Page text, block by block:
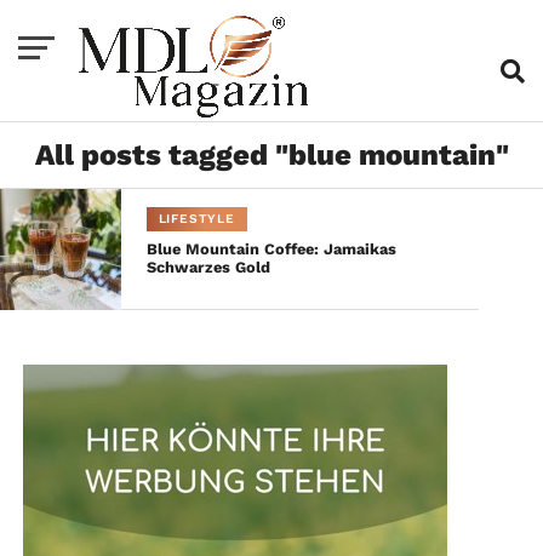
All posts tagged "blue mountain"
LIFESTYLE
Blue Mountain Coffee: Jamaikas
Schwarzes Gold